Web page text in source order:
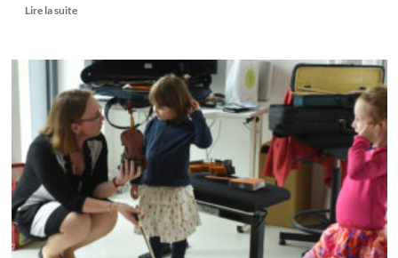
Lire la suiteEn
sur
Samedis
piétons
maintenus